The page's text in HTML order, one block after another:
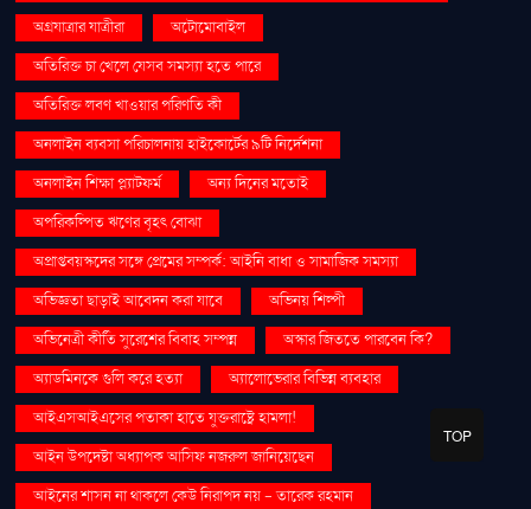
অগ্রযাত্রার যাত্রীরা
অটোমোবাইল
অতিরিক্ত চা খেলে যেসব সমস্যা হতে পারে
অতিরিক্ত লবণ খাওয়ার পরিণতি কী
অনলাইন ব্যবসা পরিচালনায় হাইকোর্টের ৯টি নির্দেশনা
অনলাইন শিক্ষা প্ল্যাটফর্ম
অন্য দিনের মতোই
অপরিকল্পিত ঋণের বৃহৎ বোঝা
অপ্রাপ্তবয়স্কদের সঙ্গে প্রেমের সম্পর্ক: আইনি বাধা ও সামাজিক সমস্যা
অভিজ্ঞতা ছাড়াই আবেদন করা যাবে
অভিনয় শিল্পী
অভিনেত্রী কীর্তি সুরেশের বিবাহ সম্পন্ন
অস্কার জিততে পারবেন কি?
অ্যাডমিনকে গুলি করে হত্যা
অ্যালোভেরার বিভিন্ন ব্যবহার
আইএসআইএসের পতাকা হাতে যুক্তরাষ্ট্রে হামলা!
আইন উপদেষ্টা অধ্যাপক আসিফ নজরুল জানিয়েছেন
আইনের শাসন না থাকলে কেউ নিরাপদ নয় - তারেক রহমান
TOP